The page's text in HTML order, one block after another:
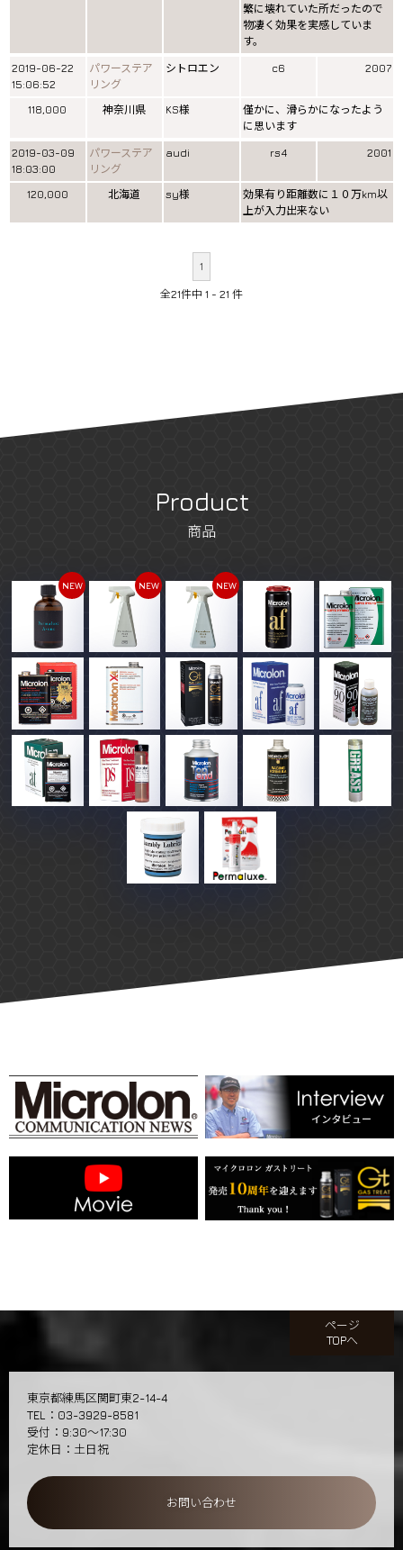
繁に壊れていた所だったので
物凄く効果を実感していま
す。
2019-06-22
15:06:52
パワーステア
リング
シトロエン c6 2007
118,000 神奈川県 KS様
僅かに、滑らかになったよう
に思います
2019-03-09
18:03:00
パワーステア
リング
audi rs4 2001
120,000 北海道 sy様
効果有り距離数に１０万km以
上が入力出来ない
1
全21件中 1 - 21 件
Product
商品
ページ
TOPへ
東京都練馬区関町東2-14-4
TEL：03-3929-8581
受付：9:30～17:30
定休日：土日祝
お問い合わせ